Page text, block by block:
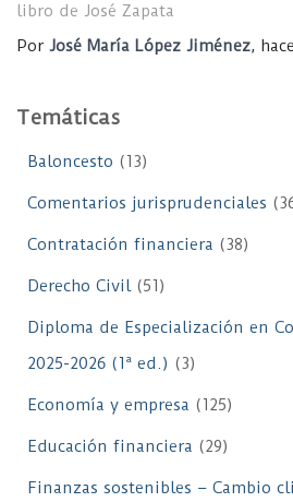
libro de José Zapata
Por José María López Jiménez, hace
Temáticas
Baloncesto (13)
Comentarios jurisprudenciales
Contratación financiera (38)
Derecho Civil(51)
Diploma de Especialización en
2025-2026 (1ª ed.) (3)
Economía y empresa (125)
Educación financiera (29)
Finanzas sostenibles – Cambio